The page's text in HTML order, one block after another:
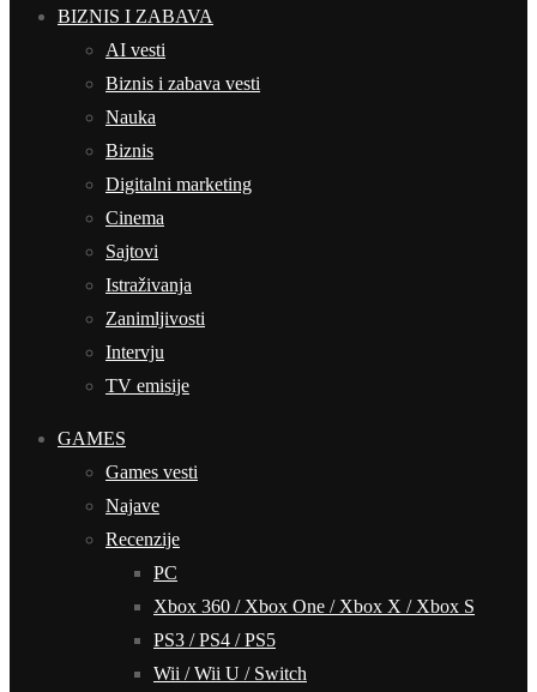
BIZNIS I ZABAVA
AI vesti
Biznis i zabava vesti
Nauka
Biznis
Digitalni marketing
Cinema
Sajtovi
Istraživanja
Zanimljivosti
Intervju
TV emisije
GAMES
Games vesti
Najave
Recenzije
PC
Xbox 360 / Xbox One / Xbox X / Xbox S
PS3 / PS4 / PS5
Wii / Wii U / Switch